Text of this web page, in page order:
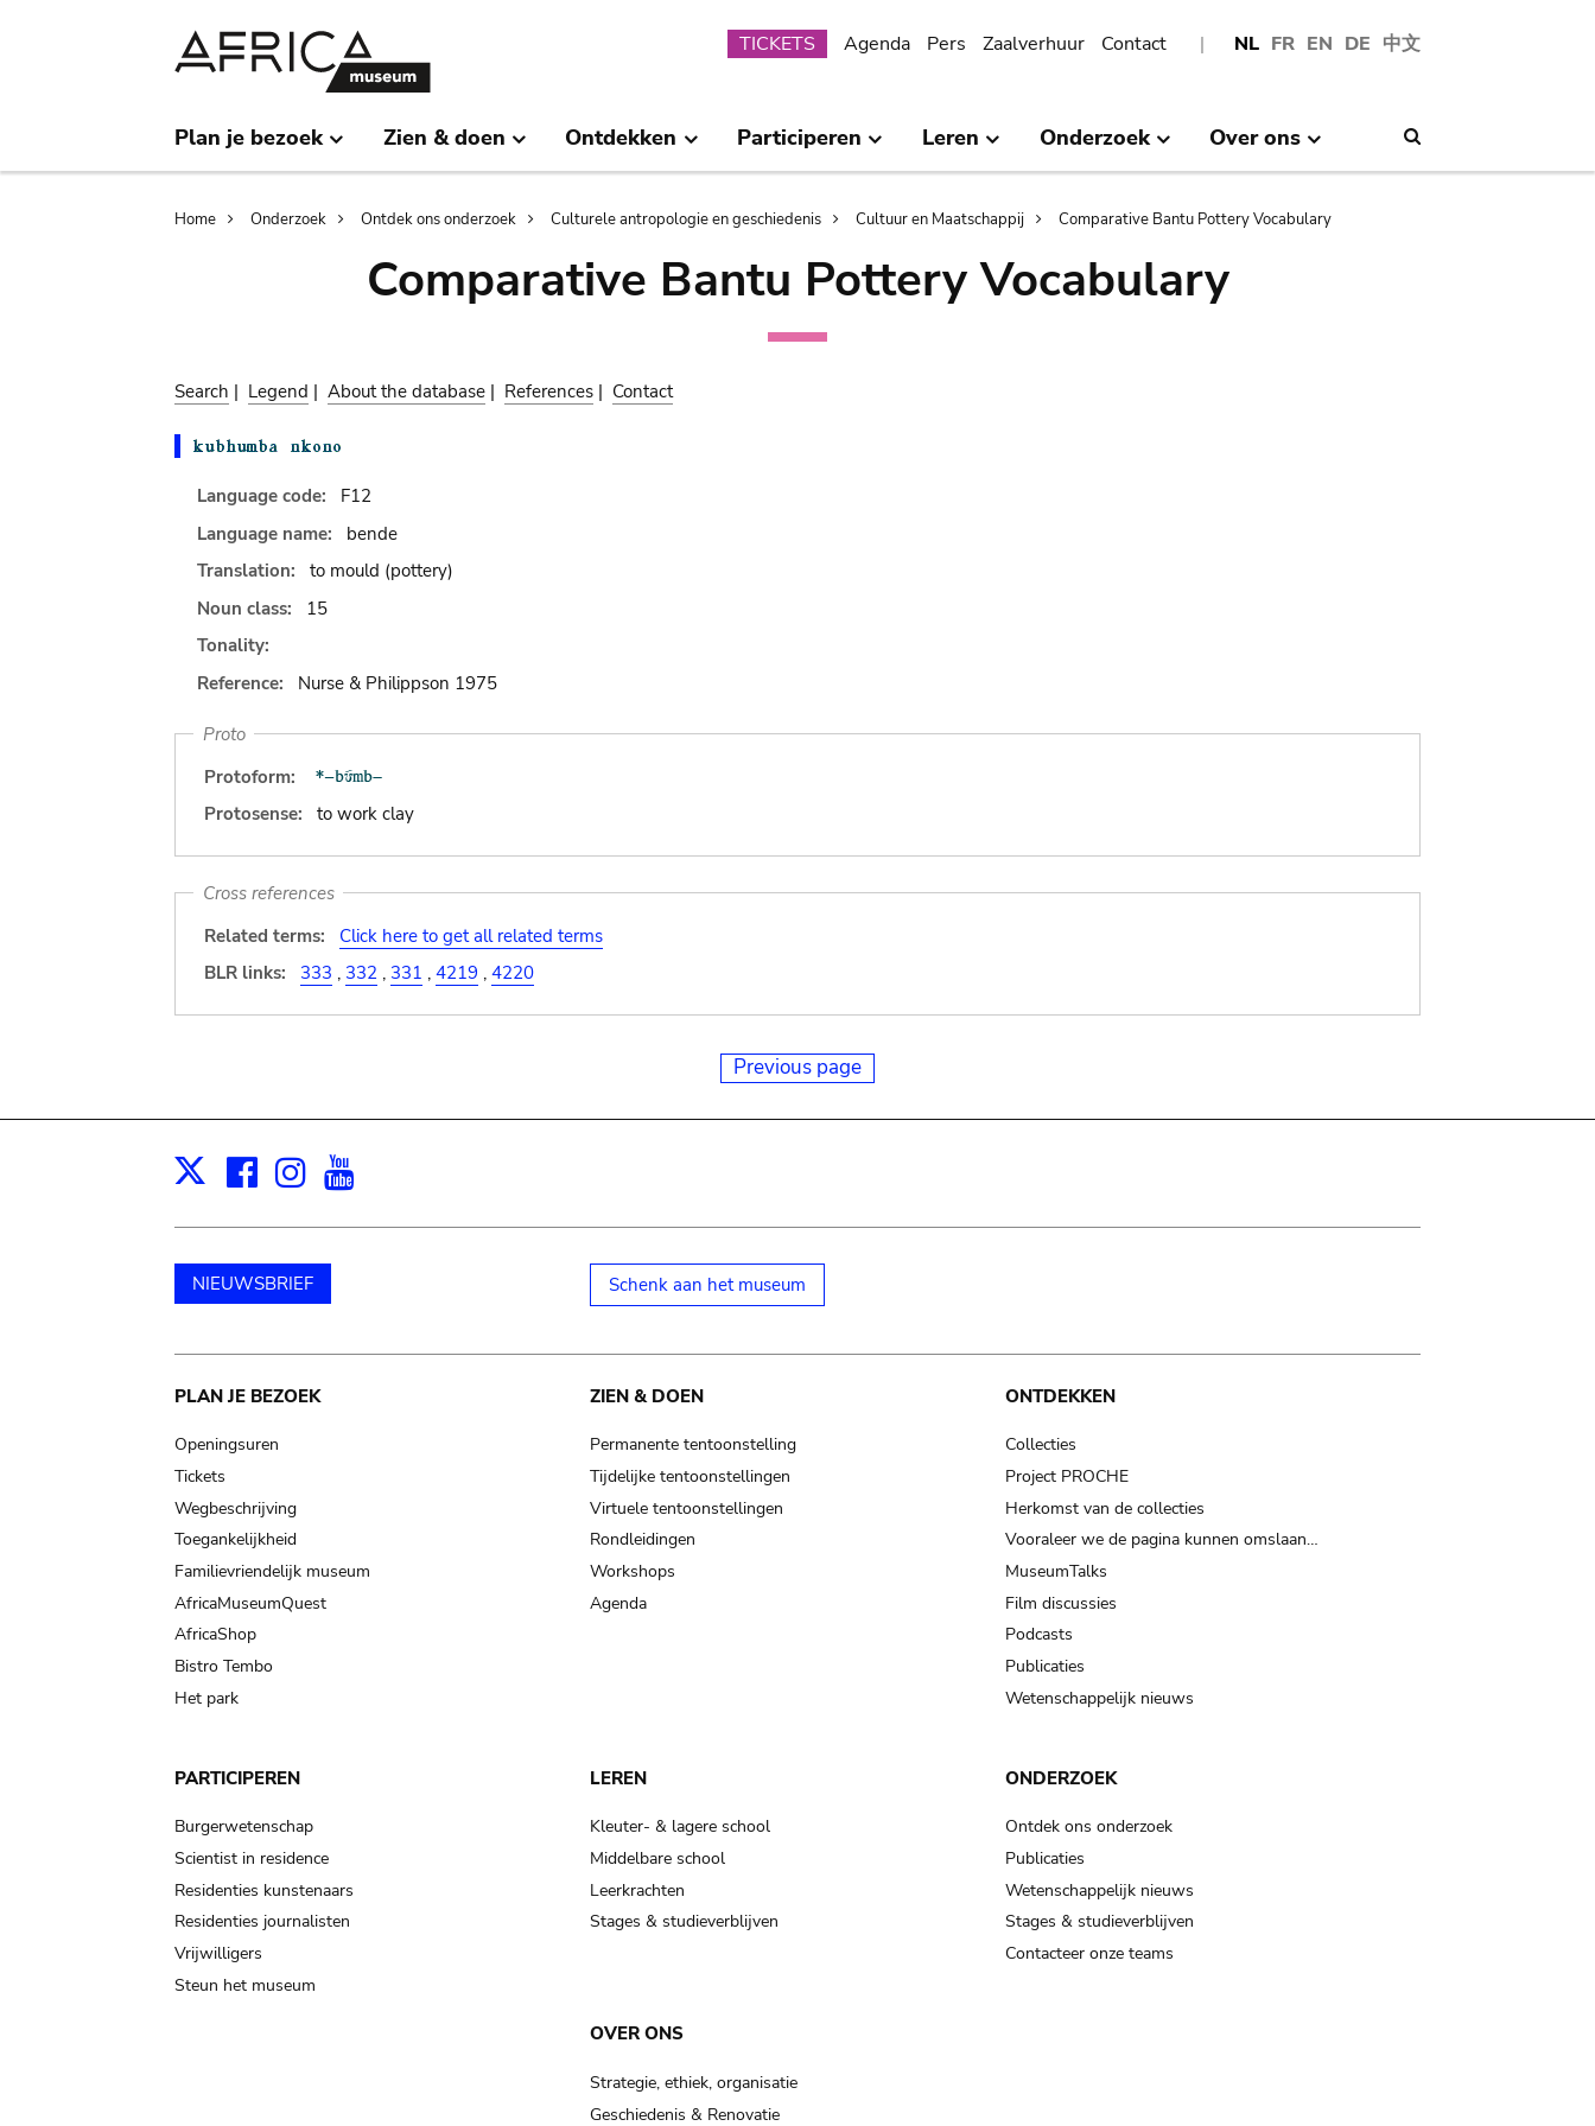
NL FR EN DE 中文
Submenu
TICKETS Agenda Pers Zaalverhuur Contact
Plan je bezoek Zien & doen Ontdekken Participeren Leren Onderzoek Over ons
Breadcrumb
Home Onderzoek Ontdek ons onderzoek Culturele antropologie en geschiedenis Cultuur en Maatschappij Comparative Bantu Pottery Vocabulary
Comparative Bantu Pottery Vocabulary
Search | Legend | About the database | References | Contact
Language code:
F12
Language name:
bende
Translation:
to mould (pottery)
Noun class:
15
Tonality:
Reference:
Nurse & Philippson 1975
Proto
Protoform:
Protosense:
to work clay
Cross references
Related terms:
Click here to get all related terms
BLR links:
333 , 332 , 331 , 4219 , 4220
Previous page
X Facebook
Instagram
NIEUWSBRIEF Schenk aan het museum
Main
navigation
PLAN JE BEZOEK
Openingsuren
Tickets
Wegbeschrijving
Toegankelijkheid
Familievriendelijk museum
AfricaMuseumQuest
AfricaShop
Bistro Tembo
Het park
ZIEN & DOEN
Permanente tentoonstelling
Tijdelijke tentoonstellingen
Virtuele tentoonstellingen
Rondleidingen
Workshops
Agenda
ONTDEKKEN
Collecties
Project PROCHE
Herkomst van de collecties
Vooraleer we de pagina kunnen omslaan…
MuseumTalks
Film discussies
Podcasts
Publicaties
Wetenschappelijk nieuws
PARTICIPEREN
Burgerwetenschap
Scientist in residence
Residenties kunstenaars
Residenties journalisten
Vrijwilligers
Steun het museum
LEREN
Kleuter- & lagere school
Middelbare school
Leerkrachten
Stages & studieverblijven
ONDERZOEK
Ontdek ons onderzoek
Publicaties
Wetenschappelijk nieuws
Stages & studieverblijven
Contacteer onze teams
OVER ONS
Strategie, ethiek, organisatie
Geschiedenis & Renovatie